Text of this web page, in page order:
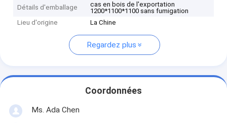
Détails d'emballage
cas en bois de l'exportation
1200*1100*1100 sans fumigation
Lieu d'origine
La Chine
Regardez plus
Coordonnées
Ms. Ada Chen